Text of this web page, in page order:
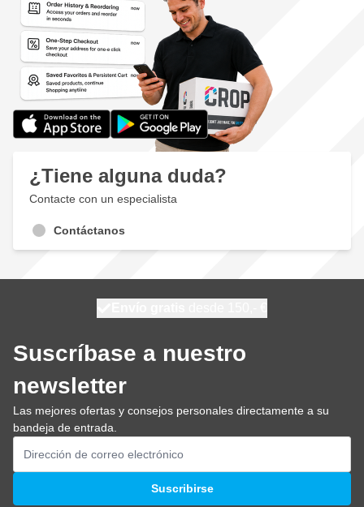
¿Tiene alguna duda?
Contacte con un especialista
Contáctanos
Suscríbase a nuestro
newsletter
Las mejores ofertas y consejos personales directamente a su
bandeja de entrada.
Dirección de email
Suscribirse